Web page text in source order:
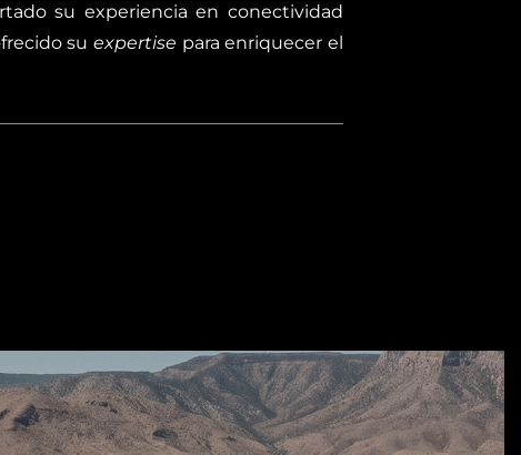
su experiencia en conectividad
su expertise para enriquecer el